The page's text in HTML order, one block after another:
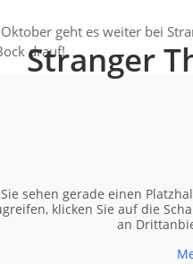
Stranger
Oktober geht es weiter bei
drauf!
Sie sehen gerade einen
klicken Sie auf die
an